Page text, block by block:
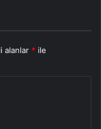
alanlar * ile